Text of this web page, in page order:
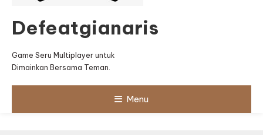
Defeatgianaris
Game Seru Multiplayer untuk
Dimainkan Bersama Teman.
Menu